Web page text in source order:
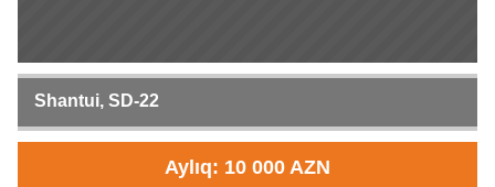
Shantui, SD-22
Aylıq: 10 000 AZN